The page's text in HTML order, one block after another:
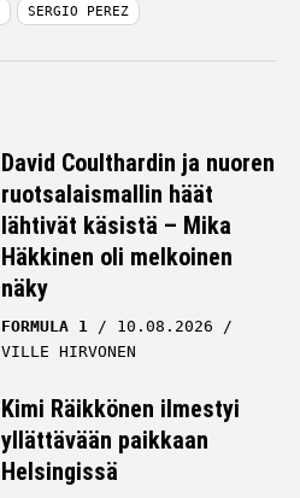
SERGIO PEREZ
David Coulthardin ja nuoren
ruotsalaismallin häät
lähtivät käsistä – Mika
Häkkinen oli melkoinen
näky
FORMULA 1
10.08.2026
VILLE HIRVONEN
Kimi Räikkönen ilmestyi
yllättävään paikkaan
Helsingissä